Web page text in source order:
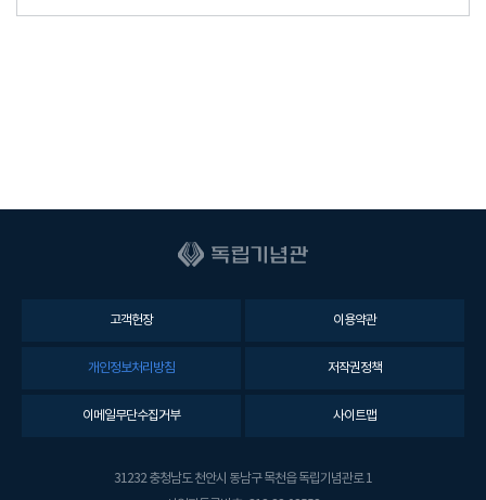
고객헌장 이용약관
개인정보처리방침 저작권정책
이메일무단수집거부 사이트맵
31232 충청남도 천안시 동남구 목천읍 독립기념관로 1